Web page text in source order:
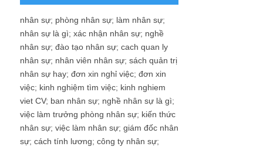
nhân sự; phòng nhân sự; làm nhân sự;
nhân sự là gì; xác nhận nhân sự; nghề
nhân sự; đào tạo nhân sự; cach quan ly
nhân sự; nhân viên nhân sự; sách quản trị
nhân sự hay; đơn xin nghỉ việc; đơn xin
việc; kinh nghiệm tìm việc; kinh nghiem
viet CV; ban nhân sự; nghề nhân sự là gì;
việc làm trưởng phòng nhân sự; kiến thức
nhân sự; việc làm nhân sự; giám đốc nhân
sự; cách tính lương; công ty nhân sự;